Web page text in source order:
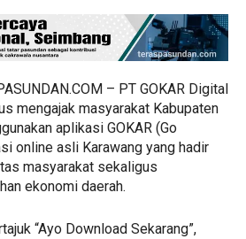
– PT GOKAR Digital
mengajak masyarakat Kabupaten
aplikasi GOKAR (Go
online asli Karawang yang hadir
masyarakat sekaligus
ekonomi daerah.
“Ayo Download Sekarang”,